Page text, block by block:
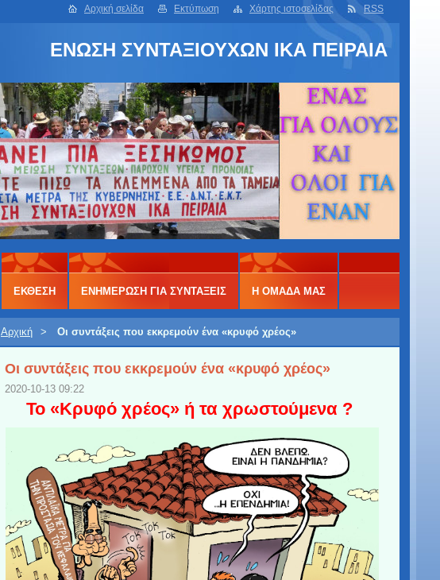
Αρχική σελίδα Εκτύπωση Χάρτης ιστοσελίδας RSS
ΕΝΩΣΗ ΣΥΝΤΑΞΙΟΥΧΩΝ ΙΚΑ ΠΕΙΡΑΙΑ
Αρχική > Οι συντάξεις που εκκρεμούν ένα «κρυφό χρέος»
Οι συντάξεις που εκκρεμούν ένα «κρυφό χρέος»
2020-10-13 09:22
Το «Κρυφό χρέος» ή τα χρωστούμενα ?
ΕΚΘΕΣΗ ΕΝΗΜΕΡΩΣΗ ΓΙΑ ΣΥΝΤΑΞΕΙΣ Η ΟΜΑΔΑ ΜΑΣ